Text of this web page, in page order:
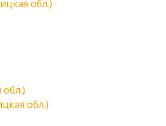
обл.)
обл.)